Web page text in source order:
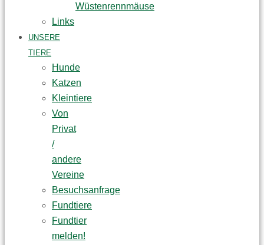
Wüstenrennmäuse
Links
UNSERE
TIERE
Hunde
Katzen
Kleintiere
Von
Privat
/
andere
Vereine
Besuchsanfrage
Fundtiere
Fundtier
melden!